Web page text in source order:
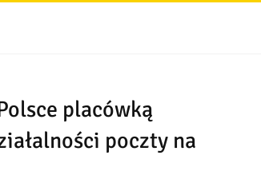
placówką
poczty na